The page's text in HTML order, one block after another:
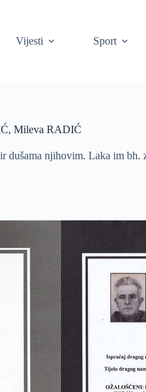
Vijesti
Sport
Mileva RADIĆ
dušama njihovim. Laka im bh.